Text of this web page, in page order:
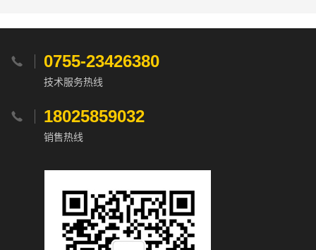
 0755-23426380
技术服务热线
 18025859032
销售热线